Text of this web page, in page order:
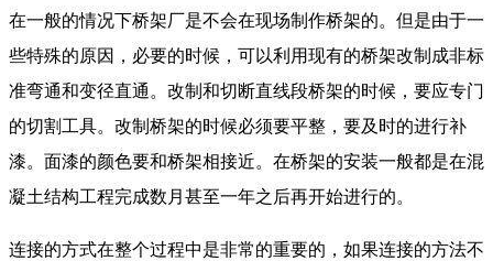
在一般的情况下桥架厂是不会在现场制作桥架的。但是由于一
些特殊的原因，必要的时候，可以利用现有的桥架改制成非标
准弯通和变径直通。改制和切断直线段桥架的时候，要应专门
的切割工具。改制桥架的时候必须要平整，要及时的进行补
漆。面漆的颜色要和桥架相接近。在桥架的安装一般都是在混
凝土结构工程完成数月甚至一年之后再开始进行的。
连接的方式在整个过程中是非常的重要的，如果连接的方法不